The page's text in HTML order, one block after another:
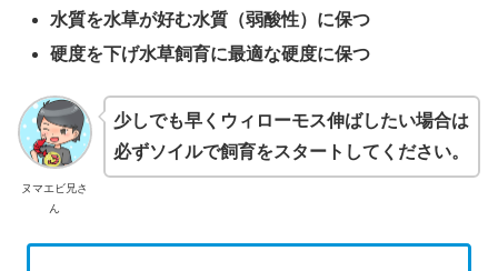
水質を水草が好む水質（弱酸性）に保つ
硬度を下げ水草飼育に最適な硬度に保つ
ヌマエビ兄さ
ん
少しでも早くウィローモス伸ばしたい場合は
必ずソイルで飼育をスタートしてください。